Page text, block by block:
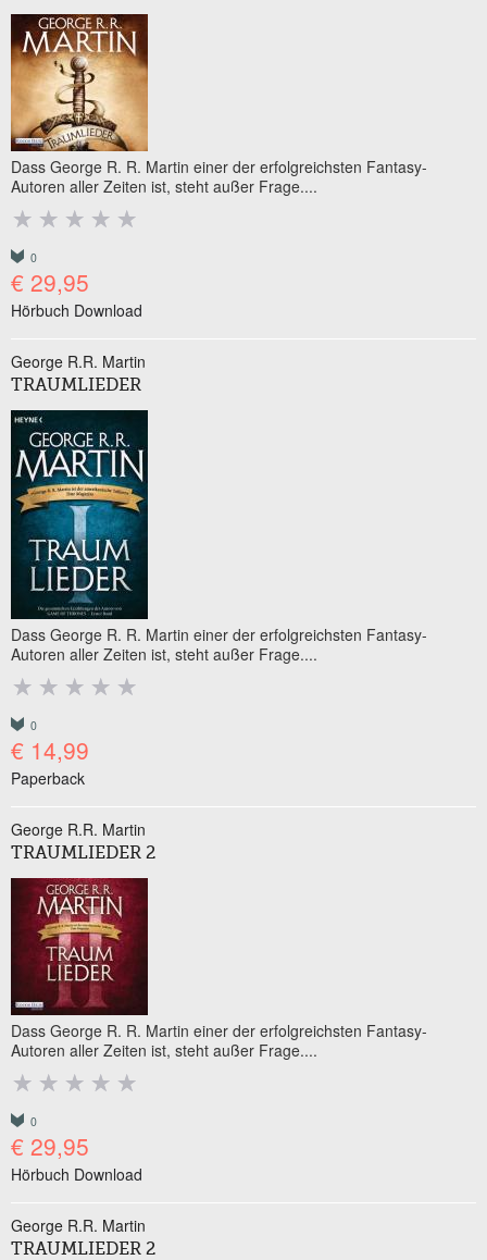
Dass George R. R. Martin einer der erfolgreichsten Fantasy-
Autoren aller Zeiten ist, steht außer Frage....
0
€ 29,95
Hörbuch Download
George R.R. Martin
TRAUMLIEDER
Dass George R. R. Martin einer der erfolgreichsten Fantasy-
Autoren aller Zeiten ist, steht außer Frage....
0
€ 14,99
Paperback
George R.R. Martin
TRAUMLIEDER 2
Dass George R. R. Martin einer der erfolgreichsten Fantasy-
Autoren aller Zeiten ist, steht außer Frage....
0
€ 29,95
Hörbuch Download
George R.R. Martin
TRAUMLIEDER 2